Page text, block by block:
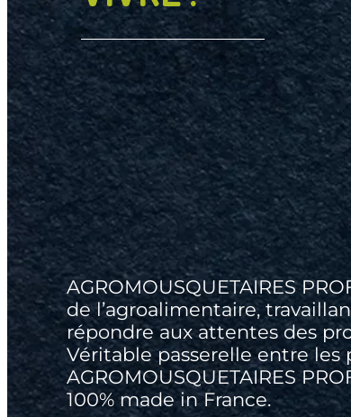
AGROMOUSQUETAIRES
de l’agroalimentaire,
répondre aux attentes des
Véritable passerelle entre
AGROMOUSQUETAIRES
100% made in France.